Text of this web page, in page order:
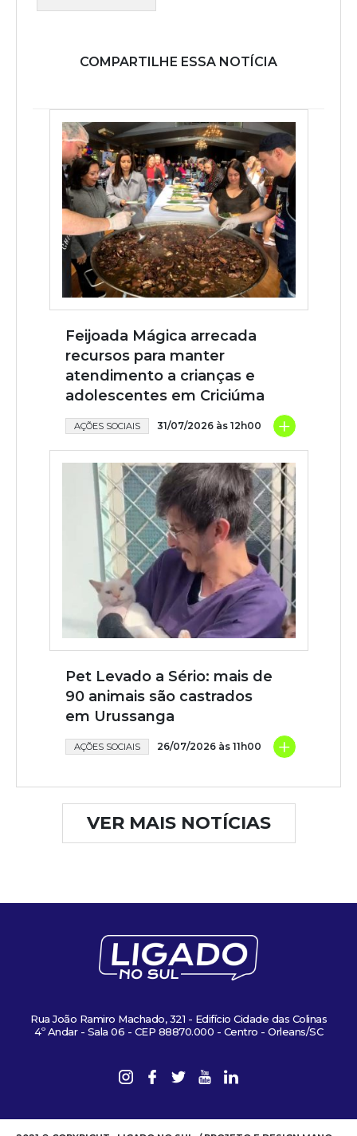
COMPARTILHE ESSA NOTÍCIA
Feijoada Mágica arrecada
recursos para manter
atendimento a crianças e
adolescentes em Criciúma
AÇÕES SOCIAIS 31/07/2026 às 12h00 +
Pet Levado a Sério: mais de
90 animais são castrados
em Urussanga
AÇÕES SOCIAIS 26/07/2026 às 11h00 +
VER MAIS NOTÍCIAS
Rua João Ramiro Machado, 321 - Edifício Cidade das Colinas
4º Andar - Sala 06 - CEP 88870.000 - Centro - Orleans/SC